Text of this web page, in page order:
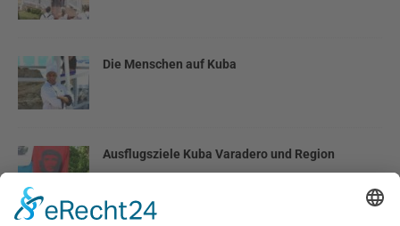
Die Menschen auf Kuba
Ausflugsziele Kuba Varadero und Region